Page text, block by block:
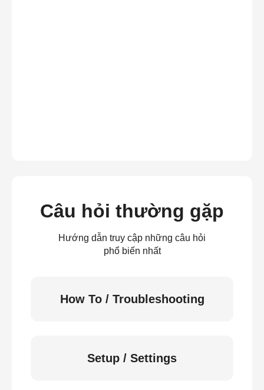
Câu hỏi thường gặp
Hướng dẫn truy cập những câu hỏi
phổ biến nhất
How To / Troubleshooting
Setup / Settings